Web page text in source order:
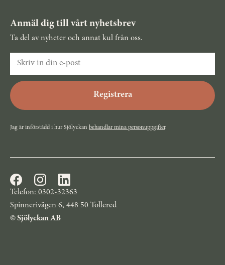
Anmäl dig till vårt nyhetsbrev
Ta del av nyheter och annat kul från oss.
Jag är införstådd i hur Sjölyckan behandlar mina personuppgifter.
© Sjölyckan AB
Spinnerivägen 6, 448 50 Tollered
Telefon: 0302-32363